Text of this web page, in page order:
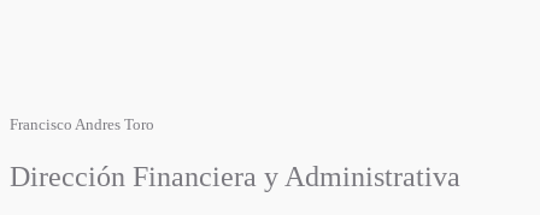
Francisco Andres Toro
Dirección Financiera y Administrativa